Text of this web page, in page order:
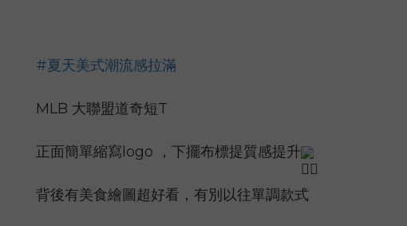
#夏天美式潮流感拉滿
MLB 大聯盟道奇短T
正面簡單縮寫logo ，下擺布標提質感提升
背後有美食繪圖超好看，有別以往單調款式